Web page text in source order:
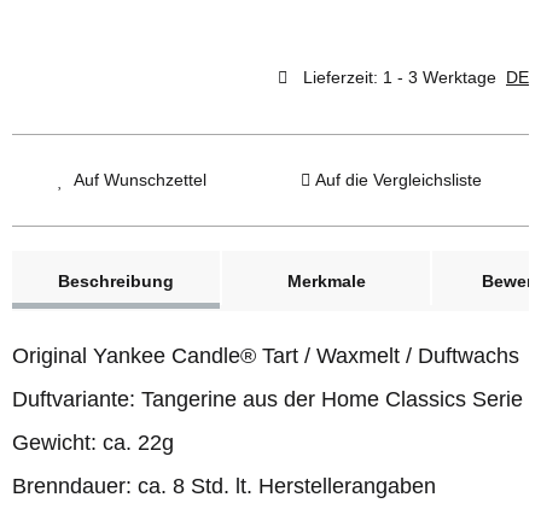
Lieferzeit: 1 - 3 Werktage DE
Auf Wunschzettel Auf die Vergleichsliste
Beschreibung
Merkmale
Original Yankee Candle® Tart / Waxmelt / Duftwachs
Duftvariante: Tangerine aus der Home Classics Serie
Gewicht: ca. 22g
Brenndauer: ca. 8 Std. lt. Herstellerangaben